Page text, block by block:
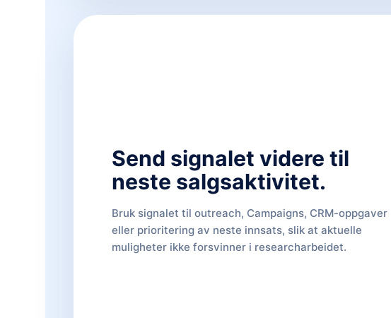
Send signalet videre til
neste salgsaktivitet.
Bruk signalet til outreach, Campaigns, CRM-oppgaver
eller prioritering av neste innsats, slik at aktuelle
muligheter ikke forsvinner i researcharbeidet.